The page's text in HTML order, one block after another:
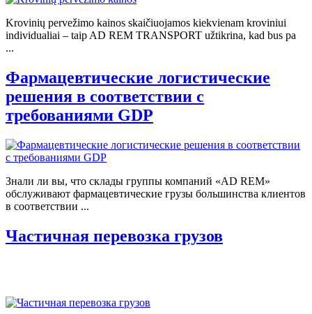
Krovinių pervežimo kainos skaičiuojamos kiekvienam kroviniui
individualiai – taip AD REM TRANSPORT užtikrina, kad bus pa
...
Фармацевтические логистические
решения в соответствии с
требованиями GDP
Знали ли вы, что склады группы компаний «AD REM»
обслуживают фармацевтические грузы большинства клиентов
в соответствии ...
Частичная перевозка грузов